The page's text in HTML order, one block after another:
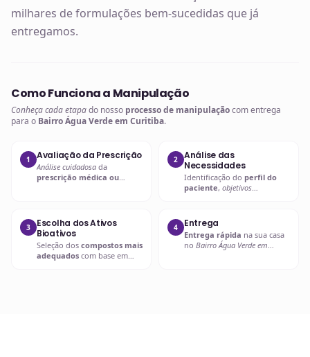
milhares de formulações bem-sucedidas que já
entregamos.
Como Funciona a Manipulação
Conheça cada etapado nosso processo de manipulaçãocom entrega
para o Bairro Água Verde em Curitiba.
1 Avaliação da Prescrição
Análise cuidadosa da
prescrição médica ou
2
Análise das
Necessidades
Identificação do perfil do
paciente, objetivos
3
Escolha dos Ativos
Bioativos
Seleção dos compostos mais
adequados com base em
4 Entrega
Entrega rápida na sua casa
no Bairro Água Verde em